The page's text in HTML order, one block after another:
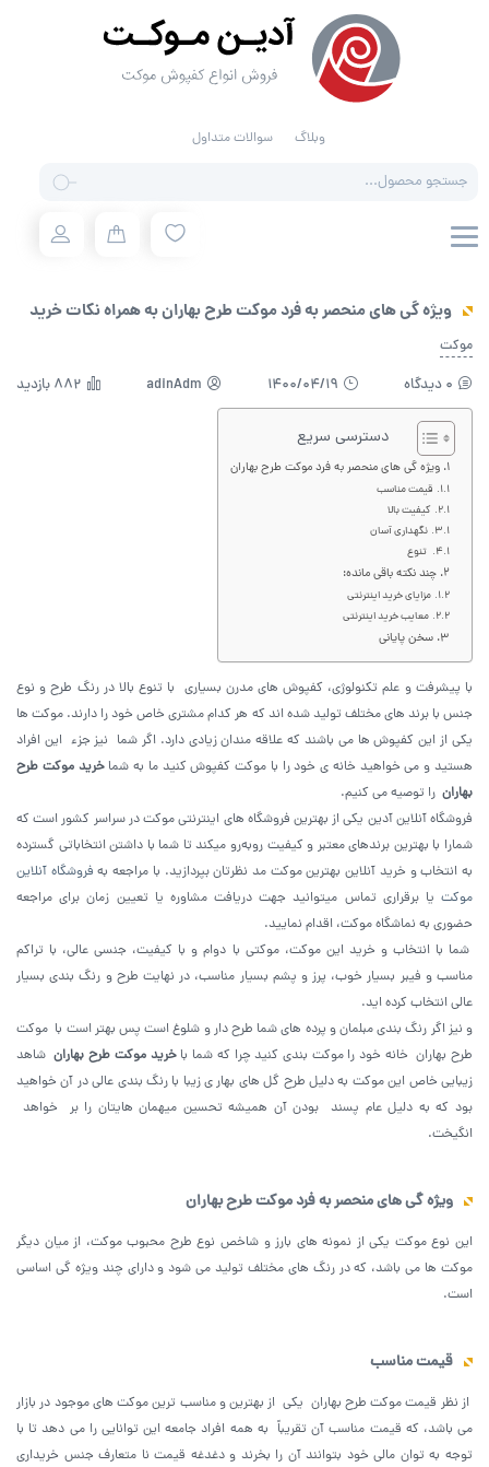
وبلاگ سوالات متداول
search
ویژه گی های منحصر به فرد موکت طرح بهاران به همراه نکات خرید
موکت
0 دیدگاه 1400/04/19
adinAdm 882 بازدید
دسترسی سریع
ویژه گی های منحصر به فرد موکت طرح بهاران
قیمت مناسب
کیفیت بالا
نگهداری آسان
تنوع
چند نکته باقی مانده:
مزایای خرید اینترنتی
معایب خرید اینترنتی
سخن پایانی
با پیشرفت و علم تکنولوژی، کفپوش های مدرن بسیاری با تنوع بالا در رنگ طرح و نوع
جنس با برند های مختلف تولید شده اند که هر کدام مشتری خاص خود را دارند. موکت ها
یکی از این کفپوش ها می باشند که علاقه مندان زیادی دارد. اگر شما نیز جزء این افراد
هستید و می خواهید خانه ی خود را با موکت کفپوش کنید ما به شماخرید موکت طرح
بهاران را توصیه می کنیم.
فروشگاه آنلاین آدین یکی از بهترین فروشگاه های اینترنتی موکت در سراسر کشور است که
شمارا با بهترین برندهای معتبر و کیفیت روبه‌رو میکند تا شما با داشتن انتخاباتی گسترده
به انتخاب و خرید آنلاین بهترین موکت مد نظرتان بپردازید. با مراجعه به فروشگاه آنلاین
موکت یا برقراری تماس میتوانید جهت دریافت مشاوره یا تعیین زمان برای مراجعه
حضوری به نماشگاه موکت، اقدام نمایید.
شما با انتخاب و خرید این موکت، موکتی با دوام و با کیفیت، جنسی عالی، با تراکم
مناسب و فیبر بسیار خوب، پرز و پشم بسیار مناسب، در نهایت طرح و رنگ بندی بسیار
عالی انتخاب کرده اید.
و نیز اگر رنگ بندی مبلمان و پرده های شما طرح دار و شلوغ است پس بهتر است با موکت
طرح بهاران خانه خود را موکت بندی کنید چرا که شما باخرید موکت طرح بهاران شاهد
زیبایی خاص این موکت به دلیل طرح گل های بهار ی زیبا با رنگ بندی عالی در آن خواهید
بود که به دلیل عام پسند بودن آن همیشه تحسین میهمان هایتان را بر خواهد
انگیخت.
ویژه گی های منحصر به فرد موکت طرح بهاران
این نوع موکت یکی از نمونه های بارز و شاخص نوع طرح محبوب موکت، از میان دیگر
موکت ها می باشد، که در رنگ های مختلف تولید می شود و دارای چند ویژه گی اساسی
است.
قیمت مناسب
از نظر قیمت موکت طرح بهاران یکی از بهترین و مناسب ترین موکت های موجود در بازار
می باشد، که قیمت مناسب آن تقریباً به همه افراد جامعه این توانایی را می دهد تا با
توجه به توان مالی خود بتوانند آن را بخرند و دغدغه قیمت نا متعارف جنس خریداری